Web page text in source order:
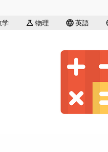
学 science 物理 language英語